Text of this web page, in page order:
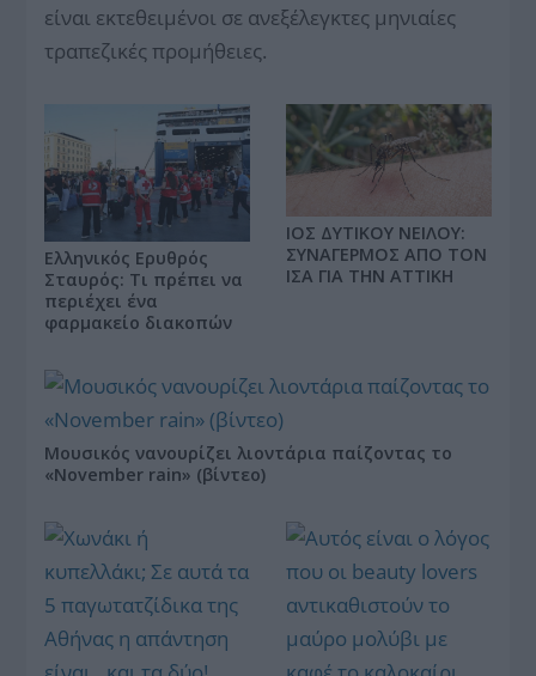
είναι εκτεθειμένοι σε ανεξέλεγκτες μηνιαίες
τραπεζικές προμήθειες.
Ελληνικός Ερυθρός
Σταυρός: Τι πρέπει να
περιέχει ένα
φαρμακείο διακοπών
ΙΟΣ ΔΥΤΙΚΟΥ ΝΕΙΛΟΥ:
ΣΥΝΑΓΕΡΜΟΣ ΑΠΟ ΤΟΝ
ΙΣΑ ΓΙΑ ΤΗΝ ΑΤΤΙΚΗ
Μουσικός νανουρίζει λιοντάρια παίζοντας το
«November rain» (βίντεο)